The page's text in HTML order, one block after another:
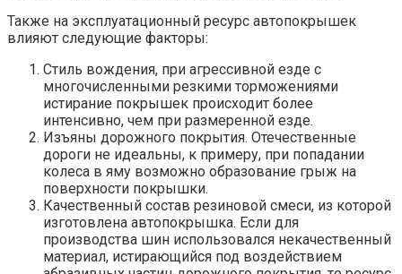
Также на эксплуатационный ресурс автопокрышек
влияют следующие факторы:
Стиль вождения, при агрессивной езде с
многочисленными резкими торможениями
истирание покрышек происходит более
интенсивно, чем при размеренной езде.
Изъяны дорожного покрытия. Отечественные
дороги не идеальны, к примеру, при попадании
колеса в яму возможно образование грыж на
поверхности покрышки.
Качественный состав резиновой смеси, из которой
изготовлена автопокрышка. Если для
производства шин использовался некачественный
материал, истирающийся под воздействием